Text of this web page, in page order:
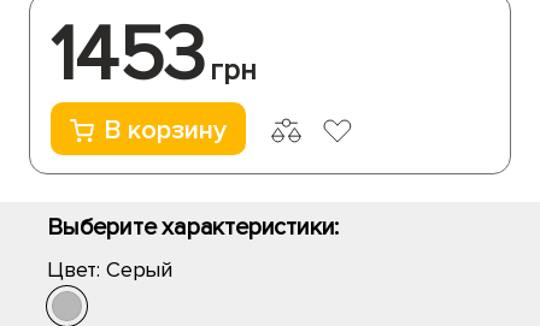
1453 грн
В корзину
Выберите характеристики:
Цвет: Серый